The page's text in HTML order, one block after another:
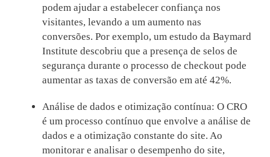
podem ajudar a estabelecer confiança nos
visitantes, levando a um aumento nas
conversões. Por exemplo, um estudo da Baymard
Institute descobriu que a presença de selos de
segurança durante o processo de checkout pode
aumentar as taxas de conversão em até 42%.
Análise de dados e otimização contínua: O CRO
é um processo contínuo que envolve a análise de
dados e a otimização constante do site. Ao
monitorar e analisar o desempenho do site,